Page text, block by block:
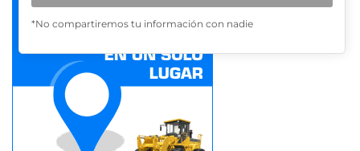
*No compartiremos tu información con nadie